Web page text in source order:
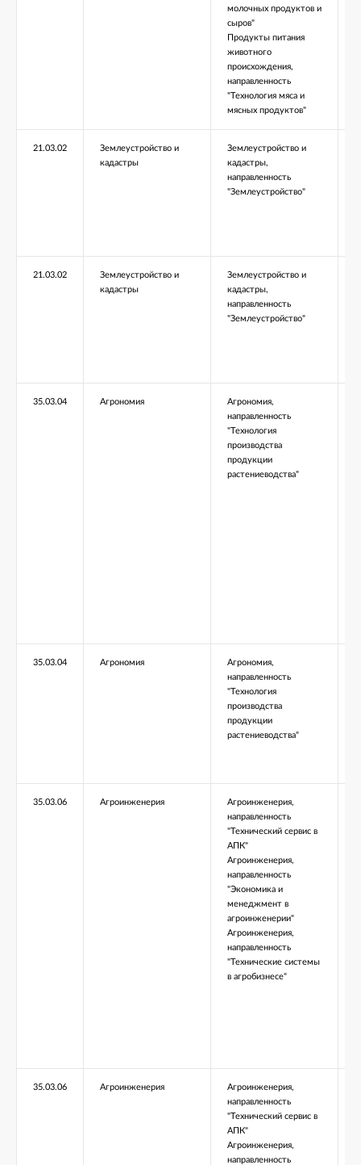
молочных продуктов и
сыров"
Продукты питания
животного
происхождения,
направленность
"Технология мяса и
мясных продуктов"
21.03.02
Землеустройство и
кадастры
Землеустройство и
кадастры,
направленность
"Землеустройство"
21.03.02
Землеустройство и
кадастры
Землеустройство и
кадастры,
направленность
"Землеустройство"
35.03.04 Агрономия
Агрономия,
направленность
"Технология
производства
продукции
растениеводства"
35.03.04 Агрономия
Агрономия,
направленность
"Технология
производства
продукции
растениеводства"
35.03.06 Агроинженерия
Агроинженерия,
направленность
"Технический сервис в
АПК"
Агроинженерия,
направленность
"Экономика и
менеджмент в
агроинженерии"
Агроинженерия,
направленность
"Технические системы
в агробизнесе"
35.03.06 Агроинженерия
Агроинженерия,
направленность
"Технический сервис в
АПК"
Агроинженерия,
направленность